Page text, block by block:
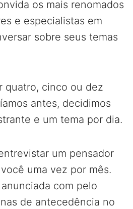
os mais renomados
e especialistas em
sobre seus temas
quatro, cinco ou dez
antes, decidimos
e um tema por dia.
um pensador
uma vez por mês.
com pelo
de antecedência no